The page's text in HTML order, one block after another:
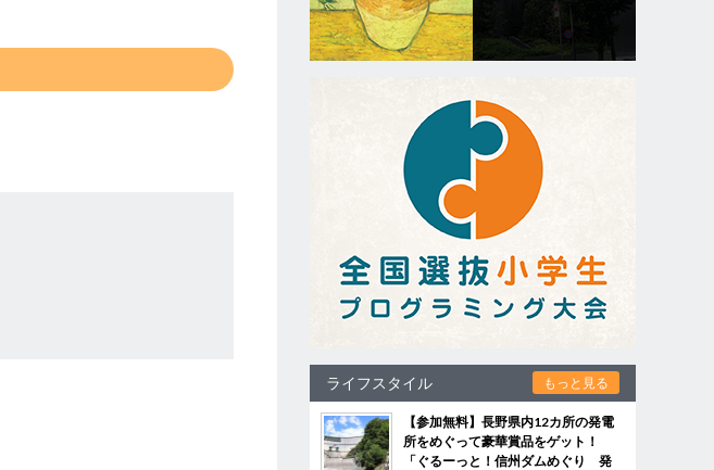
ライフスタイル もっと見る
【参加無料】長野県内12カ所の発電
所をめぐって豪華賞品をゲット！
「ぐるーっと！信州ダムめぐり 発